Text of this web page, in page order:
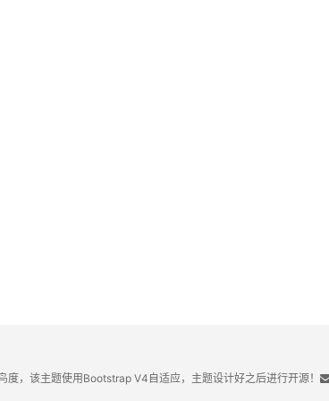
度，该主题使用Bootstrap V4自适应，主题设计好之后进行开源！